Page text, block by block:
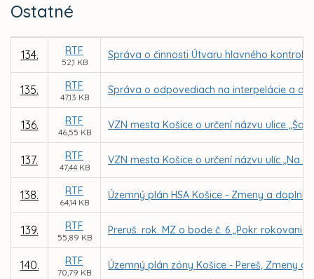
Ostatné
134. RTF
52,1 KB
Správa o činnosti Útvaru hlavného
135. RTF
47,13 KB
Správa o odpovediach na interpelácie a
136. RTF
46,55 KB
VZN mesta Košice o určení názvu ulice
137. RTF
47,44 KB
VZN mesta Košice o určení názvu ulíc „Na
138. RTF
64,14 KB
Územný plán HSA Košice - Zmeny a doplnky
139. RTF
55,89 KB
Preruš. rok. MZ o bode č. 6 „Pokr.
140. RTF
70,79 KB
Územný plán zóny Košice - Pereš, Zmeny a